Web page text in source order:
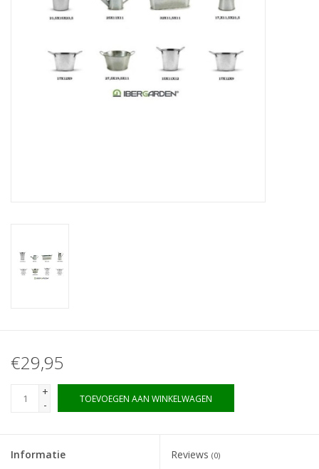
Decoratieve bloempotten
Dierbenodigdheden
€29,95
+
-
TOEVOEGEN AAN WINKELWAGEN
Informatie Reviews (0)